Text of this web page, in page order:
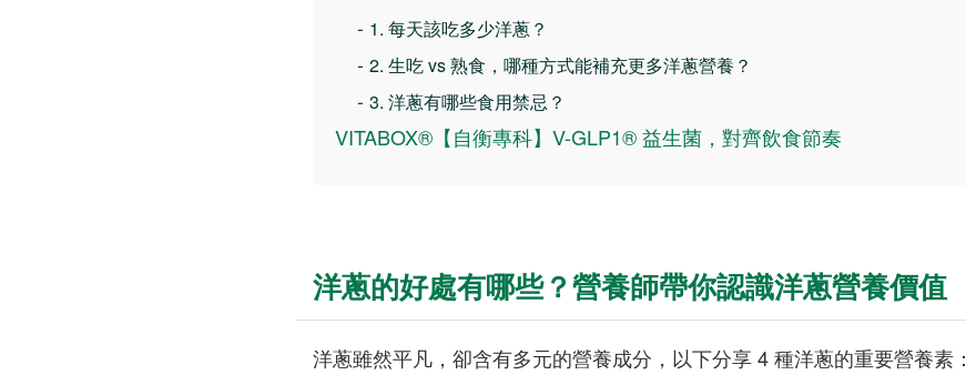
- 1. 每天該吃多少洋蔥？
- 2. 生吃 vs 熟食，哪種方式能補充更多洋蔥營養？
- 3. 洋蔥有哪些食用禁忌？
VITABOX®【自衡專科】V-GLP1® 益生菌，對齊飲食節奏
洋蔥的好處有哪些？營養師帶你認識洋蔥營養價值
洋蔥雖然平凡，卻含有多元的營養成分，以下分享 4 種洋蔥的重要營養素：